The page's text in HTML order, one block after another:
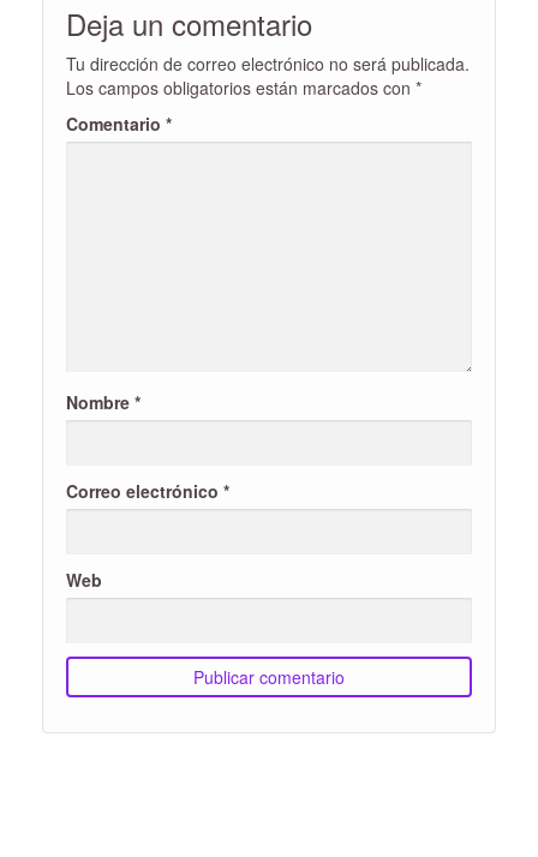
Deja un comentario
Tu dirección de correo electrónico no será publicada.
Los campos obligatorios están marcados con *
Comentario *
Nombre *
Correo electrónico *
Web